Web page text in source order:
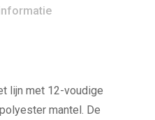
lijn met 12-voudige
mantel. De